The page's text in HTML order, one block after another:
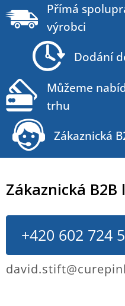
p
Zákaznická B2B
+420 602 724
Přímá
výrobci
Dodání
Můžeme
trhu
Zákaznická